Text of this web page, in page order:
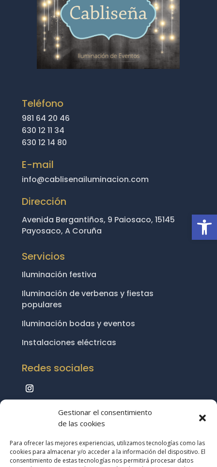
Gestionar el consentimiento
de las cookies
Para ofrecer las mejores experiencias, utilizamos tecnologías como las
cookies para almacenar y/o acceder a la información del dispositivo. El
consentimiento de estas tecnologías nos permitirá procesar datos
Teléfono
981 64 20 46
630 12 11 34
630 12 14 80
E-mail
info@cablisenailuminacion.com
Dirección
Avenida Bergantiños, 9 Paiosaco, 15145
Payosaco, A Coruña
Servicios
Iluminación festiva
Iluminación de verbenas y fiestas
populares
Iluminación bodas y eventos
Instalaciones eléctricas
Redes sociales
de Cookies|Mapa del Sitio